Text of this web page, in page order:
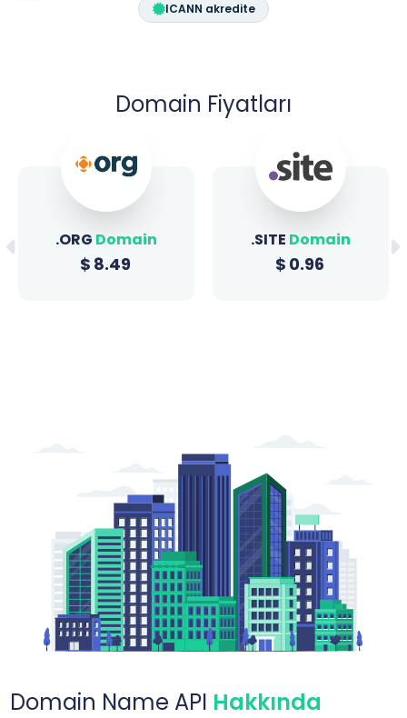
ICANN akredite
Domain Fiyatları
.ORG Domain
$ 8.49
.SITE Domain
$ 0.96
Domain Name API Hakkında